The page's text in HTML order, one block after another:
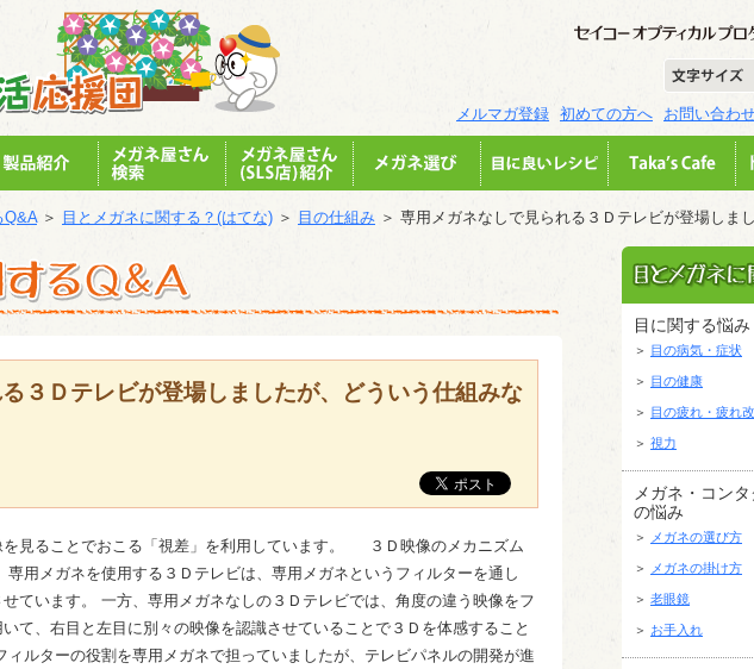
メルマガ登録 初めての方へ お問い合わ
Q&A＞ 目とメガネに関する？(はてな) ＞ 目の仕組み ＞ 専用メガネなしで見られる３Ｄテレビが登場しま
３Ｄテレビが登場しましたが、どういう仕組みな
を見ることでおこる「視差」を利用しています。 ３Ｄ映像のメカニズム
専用メガネを使用する３Ｄテレビは、専用メガネというフィルターを通し
ています。 一方、専用メガネなしの３Ｄテレビでは、角度の違う映像をフ
て、右目と左目に別々の映像を認識させていることで３Ｄを体感すること
ルターの役割を専用メガネで担っていましたが、テレビパネルの開発が進
目に関する悩み
＞ 目の病気・症状
＞ 目の健康
＞ 目の疲れ・疲れ
＞ 視力
メガネ・コン
の悩み
＞ メガネの選び方
＞ メガネの掛け方
＞ 老眼鏡
＞ お手入れ